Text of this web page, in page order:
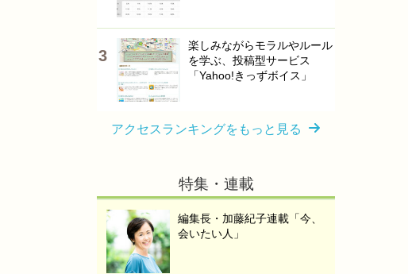
楽しみながらモラルやルール
を学ぶ、投稿型サービス
「Yahoo!きっずボイス」
アクセスランキングをもっと見る
特集・連載
編集長・加藤紀子連載「今、
会いたい人」